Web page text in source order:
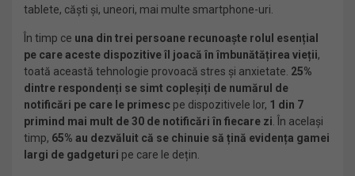
tablete, căști și, uneori, mai multe smartphone-uri.
În timp ce una din trei persoane recunoaște rolul esențial
pe care aceste dispozitive îl joacă în îmbunătățirea vieții,
toată această tehnologie provoacă stres și anxietate. 25%
dintre respondenți se simt copleșiți de numărul de
notificări pe care le primesc pe dispozitivele lor, 1 din 7
primind mai mult de 30 de notificări în fiecare zi . În același
timp, 65% au dezvăluit că se chinuie să țină evidența gamei
largi de gadgeturi pe care le dețin.